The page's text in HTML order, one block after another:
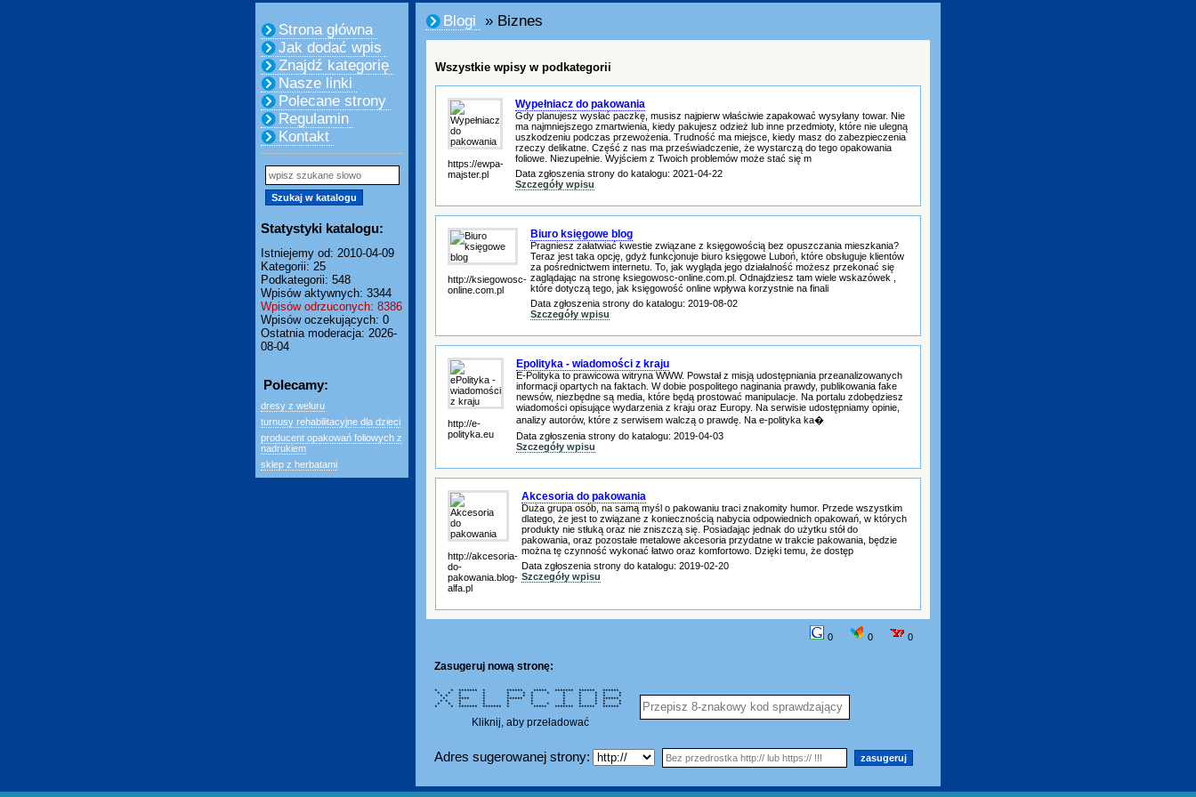
Strona główna
Jak dodać wpis
Znajdź kategorię
Nasze linki
Polecane strony
Regulamin
Kontakt
Statystyki katalogu:
Istniejemy od: 2010-04-09
Kategorii: 25
Podkategorii: 548
Wpisów aktywnych: 3344
Wpisów odrzuconych: 8386
Wpisów oczekujących: 0
Ostatnia moderacja: 2026-
08-04
Polecamy:
dresy z weluru
turnusy rehabilitacyjne dla dzieci
producent opakowań foliowych z
nadrukiem
sklep z herbatami
Blogi » Biznes
Wszystkie wpisy w podkategorii
https://ewpa-
majster.pl
Wypełniacz do pakowania
Gdy planujesz wysłać paczkę, musisz najpierw właściwie zapakować wysyłany towar. Nie
ma najmniejszego zmartwienia, kiedy pakujesz odzież lub inne przedmioty, które nie ulegną
uszkodzeniu podczas przewożenia. Trudność ma miejsce, kiedy masz do zabezpieczenia
rzeczy delikatne. Część z nas ma przeświadczenie, że wystarczą do tego opakowania
foliowe. Niezupełnie. Wyjściem z Twoich problemów może stać się m
Data zgłoszenia strony do katalogu: 2021-04-22
Szczegóły wpisu
http://ksiegowosc-
online.com.pl
Biuro księgowe blog
Pragniesz załatwiać kwestie związane z księgowością bez opuszczania mieszkania?
Teraz jest taka opcję, gdyż funkcjonuje biuro księgowe Luboń, które obsługuje klientów
za pośrednictwem internetu. To, jak wygląda jego działalność możesz przekonać się
zaglądając na stronę ksiegowosc-online.com.pl. Odnajdziesz tam wiele wskazówek ,
które dotyczą tego, jak księgowość online wpływa korzystnie na finali
Data zgłoszenia strony do katalogu: 2019-08-02
Szczegóły wpisu
http://e-
polityka.eu
Epolityka - wiadomości z kraju
E-Polityka to prawicowa witryna WWW. Powstał z misją udostępniania przeanalizowanych
informacji opartych na faktach. W dobie pospolitego naginania prawdy, publikowania fake
newsów, niezbędne są media, które będą prostować manipulacje. Na portalu zdobędziesz
wiadomości opisujące wydarzenia z kraju oraz Europy. Na serwisie udostępniamy opinie,
analizy autorów, które z serwisem walczą o prawdę. Na e-polityka ka�
Data zgłoszenia strony do katalogu: 2019-04-03
Szczegóły wpisu
http://akcesoria-
do-
pakowania.blog-
alfa.pl
Akcesoria do pakowania
Duża grupa osób, na samą myśl o pakowaniu traci znakomity humor. Przede wszystkim
dlatego, że jest to związane z koniecznością nabycia odpowiednich opakowań, w których
produkty nie stłuką oraz nie zniszczą się. Posiadając jednak do użytku stół do
pakowania, oraz pozostałe metalowe akcesoria przydatne w trakcie pakowania, będzie
można tę czynność wykonać łatwo oraz komfortowo. Dzięki temu, że dostęp
Data zgłoszenia strony do katalogu: 2019-02-20
Szczegóły wpisu
0 0 0
Zasugeruj nową stronę:
* * ******* * ****** ***** ******* ****** ******
* * * * * * * * * * * * *
* * * * * * * * * * * *
* **** * ****** * * * * ******
* * * * * * * * * * *
* * * * * * * * * * * *
* * ******* ******* * ***** ******* ****** ******
Kliknij, aby przeładować
Adres sugerowanej strony: